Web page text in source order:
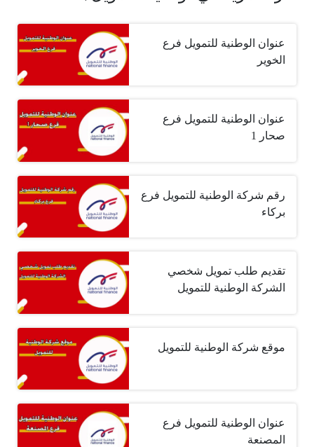
عنوان الوطنية للتمويل فرع
الخوير
عنوان الوطنية للتمويل فرع
صحار 1
رقم شركة الوطنية للتمويل فرع
بركاء
تقديم طلب تمويل شخصي
الشركة الوطنية للتمويل
موقع شركة الوطنية للتمويل
عنوان الوطنية للتمويل فرع
المصنعة